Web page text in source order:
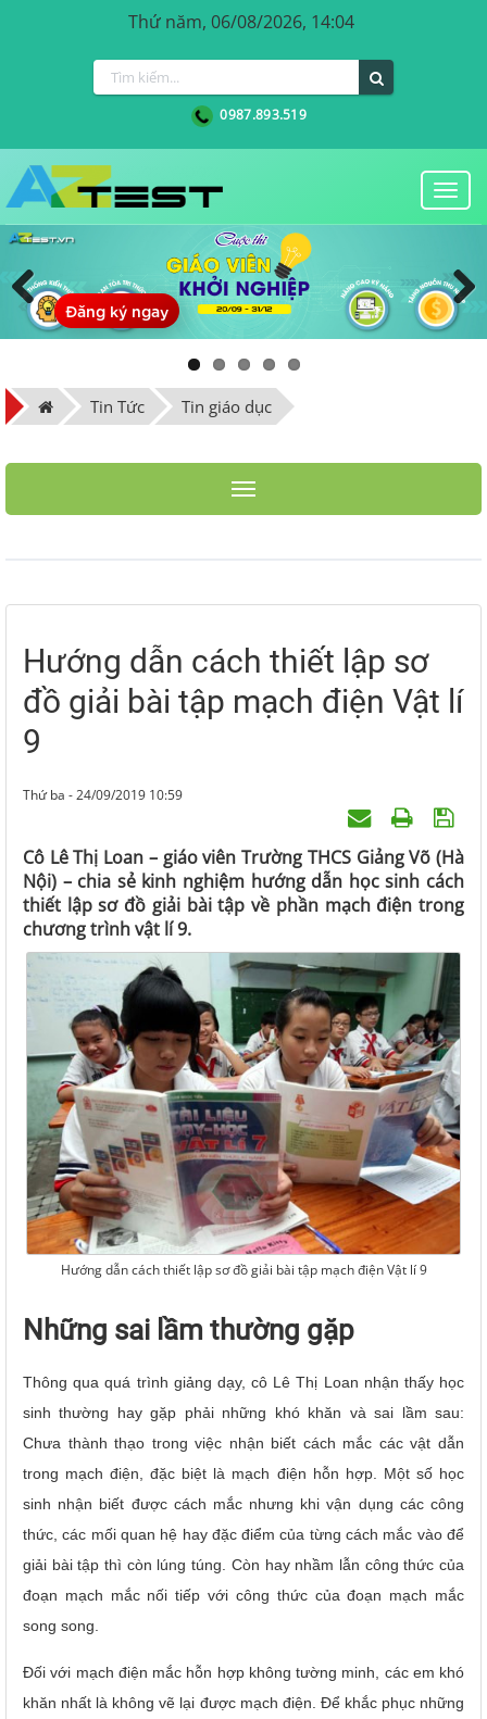
Thứ năm, 06/08/2026, 14:04
0987.893.519
Đăng ký ngay
Previous Next
Tin Tức Tin giáo dục
Toggle navigation
Hướng dẫn cách thiết lập sơ
đồ giải bài tập mạch điện Vật lí
9
Thứ ba - 24/09/2019 10:59
Cô Lê Thị Loan – giáo viên Trường THCS Giảng Võ (Hà
Nội) – chia sẻ kinh nghiệm hướng dẫn học sinh cách
thiết lập sơ đồ giải bài tập về phần mạch điện trong
chương trình vật lí 9.
Hướng dẫn cách thiết lập sơ đồ giải bài tập mạch điện Vật lí 9
Những sai lầm thường gặp
Thông qua quá trình giảng dạy, cô Lê Thị Loan nhận thấy học
sinh thường hay gặp phải những khó khăn và sai lầm sau:
Chưa thành thạo trong việc nhận biết cách mắc các vật dẫn
trong mạch điện, đặc biệt là mạch điện hỗn hợp. Một số học
sinh nhận biết được cách mắc nhưng khi vận dụng các công
thức, các mối quan hệ hay đặc điểm của từng cách mắc vào để
giải bài tập thì còn lúng túng. Còn hay nhầm lẫn công thức của
đoạn mạch mắc nối tiếp với công thức của đoạn mạch mắc
song song.
Đối với mạch điện mắc hỗn hợp không tường minh, các em khó
khăn nhất là không vẽ lại được mạch điện. Để khắc phục những